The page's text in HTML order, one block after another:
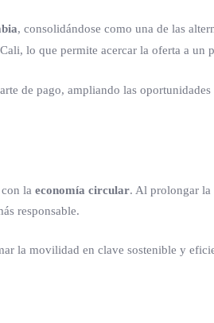
, consolidándose como una de las
lo que permite acercar la oferta a un
de pago, ampliando las
la economía circular. Al prolongar la
responsable.
la movilidad en clave sostenible y